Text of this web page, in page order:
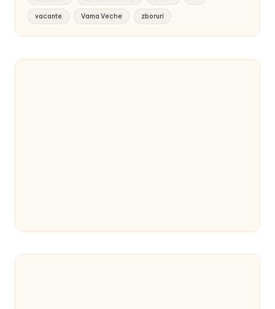
vacante Vama Veche zboruri